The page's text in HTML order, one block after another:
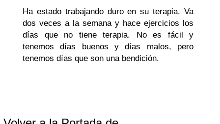
Ha estado trabajando duro en su terapia. Va
dos veces a la semana y hace ejercicios los
días que no tiene terapia. No es fácil y
tenemos días buenos y días malos, pero
tenemos días que son una bendición.